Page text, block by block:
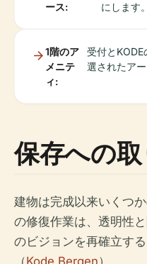
ース:
にします。
1階のア
メニテ
ィ:
受付と
選されたア
保存への
建物は完成以来いくつ
の修復作業は、透明性
のビジョンを再確立す
（Kode Bergen）。